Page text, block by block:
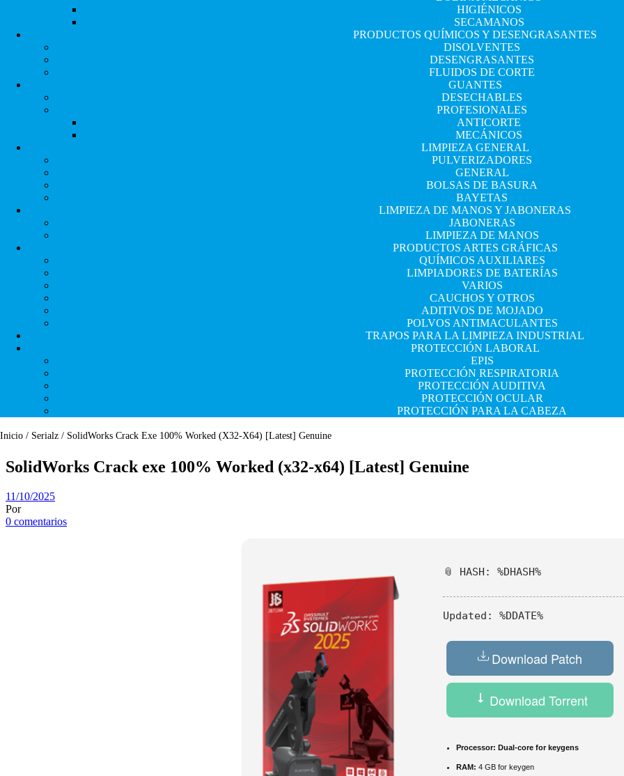
HIGIÉNICOS
SECAMANOS
PRODUCTOS QUÍMICOS Y DESENGRASANTES
DISOLVENTES
DESENGRASANTES
FLUIDOS DE CORTE
GUANTES
DESECHABLES
PROFESIONALES
ANTICORTE
MECÁNICOS
LIMPIEZA GENERAL
PULVERIZADORES
GENERAL
BOLSAS DE BASURA
BAYETAS
LIMPIEZA DE MANOS Y JABONERAS
JABONERAS
LIMPIEZA DE MANOS
PRODUCTOS ARTES GRÁFICAS
QUÍMICOS AUXILIARES
LIMPIADORES DE BATERÍAS
VARIOS
CAUCHOS Y OTROS
ADITIVOS DE MOJADO
POLVOS ANTIMACULANTES
TRAPOS PARA LA LIMPIEZA INDUSTRIAL
PROTECCIÓN LABORAL
EPIS
PROTECCIÓN RESPIRATORIA
PROTECCIÓN AUDITIVA
PROTECCIÓN OCULAR
PROTECCIÓN PARA LA CABEZA
Inicio / Serialz / SolidWorks Crack Exe 100% Worked (x32-X64) [Latest] Genuine
SolidWorks Crack exe 100% Worked (x32-x64) [Latest] Genuine
11/10/2025
Por
0 comentarios
📎 HASH: %DHASH%
Updated: %DDATE%
Download Patch
Download Torrent
Processor: Dual-core for keygens
RAM: 4 GB for keygen